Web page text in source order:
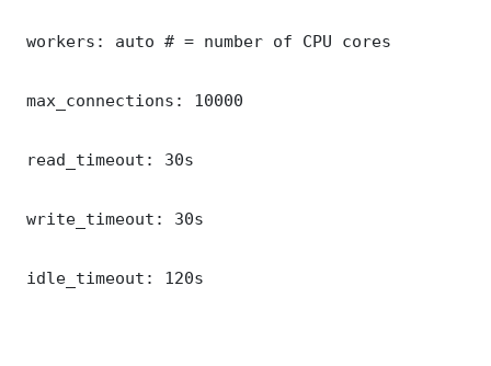
workers: auto # = number of CPU cores
max_connections: 10000
read_timeout: 30s
write_timeout: 30s
idle_timeout: 120s